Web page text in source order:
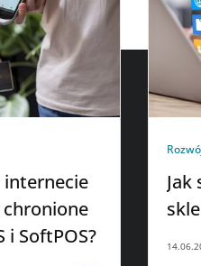
internecie
chronione
i SoftPOS?